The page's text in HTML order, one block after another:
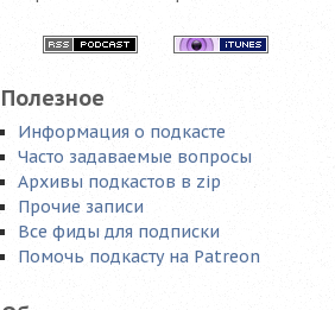
Полезное
Информация о подкасте
Часто задаваемые вопросы
Архивы подкастов в zip
Прочие записи
Все фиды для подписки
Помочь подкасту на Patreon